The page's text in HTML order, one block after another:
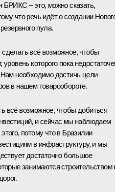
БРИКС – это, можно сказать,
что речь идёт о создании
пула.
всё возможное, чтобы
уровень которого пока
необходимо достичь цели
в нашем товарообороте.
всё возможное, чтобы добиться
и сейчас мы наблюдаем
потому что в Бразилии
в инфраструктуру, и мы
достаточно большое
занимаются строительством